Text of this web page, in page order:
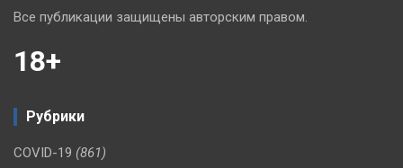
Все публикации защищены авторским правом.
18+
Рубрики
COVID-19 (861)